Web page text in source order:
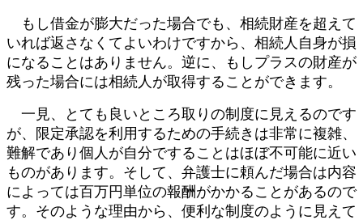
もし借金が膨大だった場合でも、相続財産を超えて
いれば返さなくてよいわけですから、相続人自身が損
になることはありません。逆に、もしプラスの財産が
残った場合には相続人が取得することができます。
一見、とても良いところ取りの制度に見えるのです
が、限定承認を利用するための手続きは非常に複雑、
難解であり個人が自分ですることはほぼ不可能に近い
ものがあります。そして、弁護士に頼んだ場合は内容
によっては百万円単位の報酬がかかることがあるので
す。そのような理由から、便利な制度のように見えて